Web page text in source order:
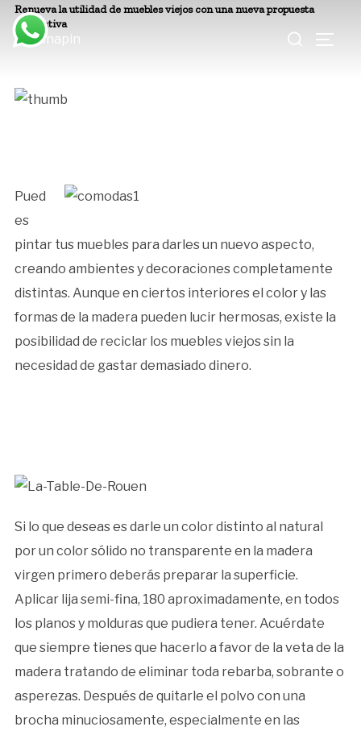
Saltar
Renueva la utilidad de muebles viejos con una nueva propuesta
decorativa
Pued
es
pintar tus muebles para darles un nuevo aspecto,
creando ambientes y decoraciones completamente
distintas. Aunque en ciertos interiores el color y las
formas de la madera pueden lucir hermosas, existe la
posibilidad de reciclar los muebles viejos sin la
necesidad de gastar demasiado dinero.
Si lo que deseas es darle un color distinto al natural
por un color sólido no transparente en la madera
virgen primero deberás preparar la superficie.
Aplicar lija semi-fina, 180 aproximadamente, en todos
los planos y molduras que pudiera tener. Acuérdate
que siempre tienes que hacerlo a favor de la veta de la
madera tratando de eliminar toda rebarba, sobrante o
asperezas. Después de quitarle el polvo con una
brocha minuciosamente, especialmente en las